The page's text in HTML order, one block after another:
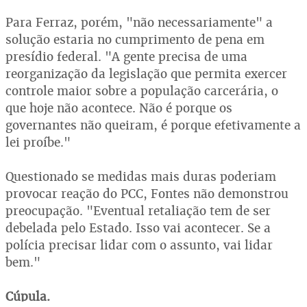
Para Ferraz, porém, "não necessariamente" a
solução estaria no cumprimento de pena em
presídio federal. "A gente precisa de uma
reorganização da legislação que permita exercer
controle maior sobre a população carcerária, o
que hoje não acontece. Não é porque os
governantes não queiram, é porque efetivamente a
lei proíbe."
Questionado se medidas mais duras poderiam
provocar reação do PCC, Fontes não demonstrou
preocupação. "Eventual retaliação tem de ser
debelada pelo Estado. Isso vai acontecer. Se a
polícia precisar lidar com o assunto, vai lidar
bem."
Cúpula.